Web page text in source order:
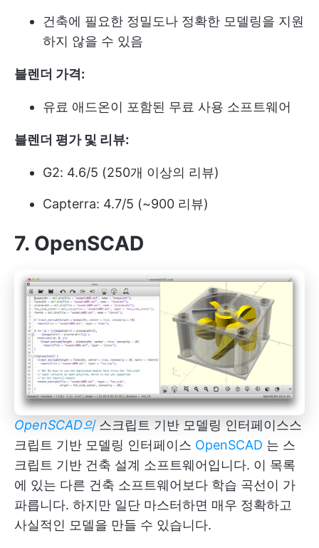
건축에 필요한 정밀도나 정확한 모델링을 지원
하지 않을 수 있음
블렌더 가격:
유료 애드온이 포함된 무료 사용 소프트웨어
블렌더 평가 및 리뷰:
G2: 4.6/5 (250개 이상의 리뷰)
Capterra: 4.7/5 (~900 리뷰)
7. OpenSCAD
OpenSCAD의스크립트 기반 모델링 인터페이스스
크립트 기반 모델링 인터페이스 OpenSCAD 는 스
크립트 기반 건축 설계 소프트웨어입니다. 이 목록
에 있는 다른 건축 소프트웨어보다 학습 곡선이 가
파릅니다. 하지만 일단 마스터하면 매우 정확하고
사실적인 모델을 만들 수 있습니다.